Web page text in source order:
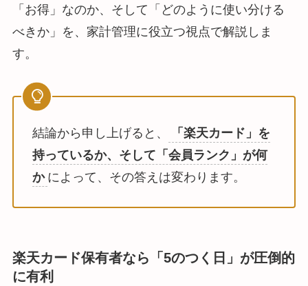
「お得」なのか、そして「どのように使い分ける
べきか」を、家計管理に役立つ視点で解説しま
す。
結論から申し上げると、
「楽天カード」を
持っているか、そして「会員ランク」が何
か によって、その答えは変わります。
楽天カード保有者なら「5のつく日」が圧倒的
に有利